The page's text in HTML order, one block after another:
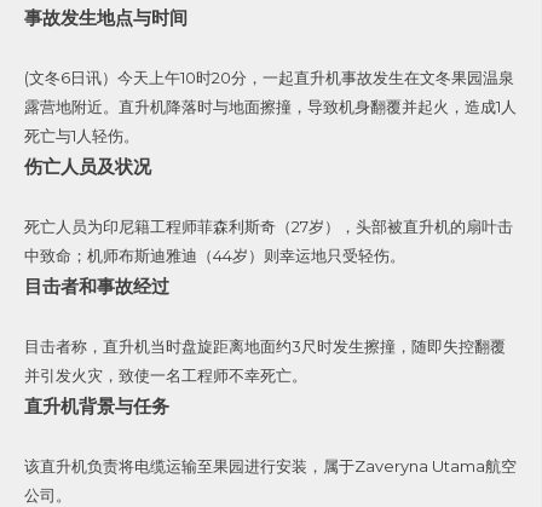
事故发生地点与时间
(文冬6日讯）今天上午10时20分，一起直升机事故发生在文冬果园温泉
露营地附近。直升机降落时与地面擦撞，导致机身翻覆并起火，造成1人
死亡与1人轻伤。
伤亡人员及状况
死亡人员为印尼籍工程师菲森利斯奇（27岁），头部被直升机的扇叶击
中致命；机师布斯迪雅迪（44岁）则幸运地只受轻伤。
目击者和事故经过
目击者称，直升机当时盘旋距离地面约3尺时发生擦撞，随即失控翻覆
并引发火灾，致使一名工程师不幸死亡。
直升机背景与任务
该直升机负责将电缆运输至果园进行安装，属于Zaveryna Utama航空
公司。